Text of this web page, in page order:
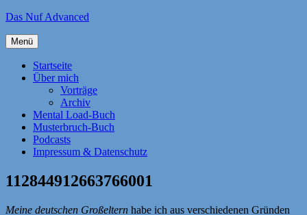
Zum
springen
Das Nuf Advanced
Menü
Startseite
Über mich
Vorträge
Archiv
Mental Load-Buch
Musterbruch-Buch
Podcasts
Impressum & Datenschutz
112844912663766001
Meine deutschen Großeltern habe ich aus verschiedenen Gründen